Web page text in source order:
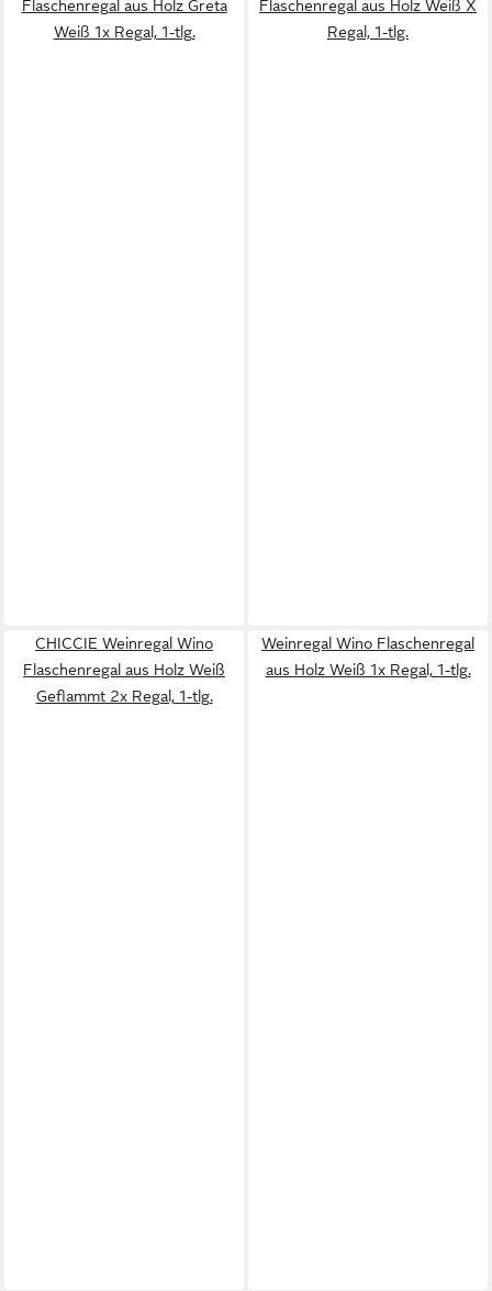
Flaschenregal aus Holz Greta
Weiß 1x Regal, 1-tlg.
Flaschenregal aus Holz Weiß X
Regal, 1-tlg.
CHICCIE Weinregal Wino
Flaschenregal aus Holz Weiß
Geflammt 2x Regal, 1-tlg.
Weinregal Wino Flaschenregal
aus Holz Weiß 1x Regal, 1-tlg.